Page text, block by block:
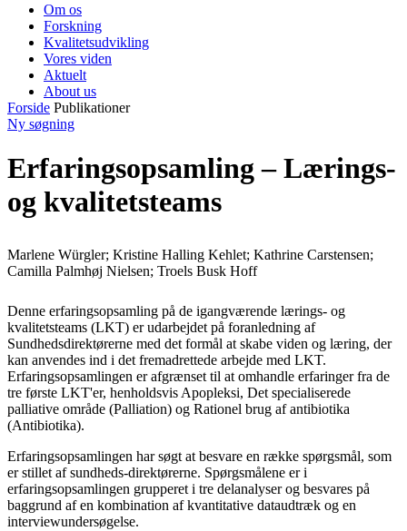
Om os
Forskning
Kvalitetsudvikling
Vores viden
Aktuelt
About us
Forside Publikationer
Ny søgning
Erfaringsopsamling – Lærings-
og kvalitetsteams
Marlene Würgler; Kristine Halling Kehlet; Kathrine Carstensen;
Camilla Palmhøj Nielsen; Troels Busk Hoff
Denne erfaringsopsamling på de igangværende lærings- og
kvalitetsteams (LKT) er udarbejdet på foranledning af
Sundhedsdirektørerne med det formål at skabe viden og læring, der
kan anvendes ind i det fremadrettede arbejde med LKT.
Erfaringsopsamlingen er afgrænset til at omhandle erfaringer fra de
tre første LKT'er, henholdsvis Apopleksi, Det specialiserede
palliative område (Palliation) og Rationel brug af antibiotika
(Antibiotika).
Erfaringsopsamlingen har søgt at besvare en række spørgsmål, som
er stillet af sundheds-direktørerne. Spørgsmålene er i
erfaringsopsamlingen grupperet i tre delanalyser og besvares på
baggrund af en kombination af kvantitative dataudtræk og en
interviewundersøgelse.